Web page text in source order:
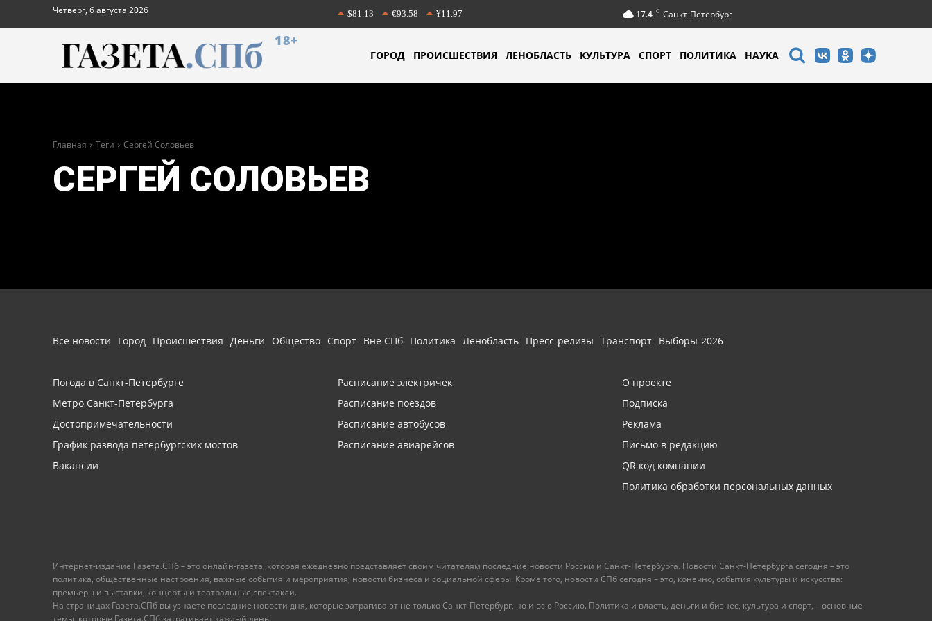
Четверг, 6 августа 2026 $81.13 €93.58 ¥11.97 17.4 C Санкт-Петербург
18+
ГОРОД ПРОИСШЕСТВИЯ ЛЕНОБЛАСТЬ КУЛЬТУРА СПОРТ ПОЛИТИКА НАУКА
Главная Теги Сергей Соловьев
СЕРГЕЙ СОЛОВЬЕВ
Все новости Город Происшествия Деньги Общество Спорт Вне СПб Политика Ленобласть Пресс-релизы Транспорт Выборы-2026
Погода в Санкт-Петербурге
Метро Санкт-Петербурга
Достопримечательности
График развода петербургских мостов
Вакансии
Расписание электричек
Расписание поездов
Расписание автобусов
Расписание авиарейсов
О проекте
Подписка
Реклама
Письмо в редакцию
QR код компании
Политика обработки персональных данных
Интернет-издание Газета.СПб – это онлайн-газета, которая ежедневно представляет своим читателям последние новости России и Санкт-Петербурга. Новости Санкт-Петербурга сегодня – это
политика, общественные настроения, важные события и мероприятия, новости бизнеса и социальной сферы. Кроме того, новости СПб сегодня – это, конечно, события культуры и искусства:
премьеры и выставки, концерты и театральные спектакли.
На страницах Газета.СПб вы узнаете последние новости дня, которые затрагивают не только Санкт-Петербург, но и всю Россию. Политика и власть, деньги и бизнес, культура и спорт, – основные
темы, которые Газета.СПб затрагивает каждый день!